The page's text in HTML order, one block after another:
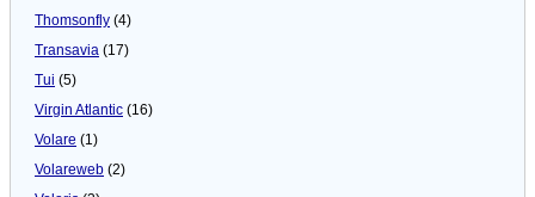
Thomsonfly (4)
Transavia (17)
Tui (5)
Virgin Atlantic (16)
Volare (1)
Volareweb (2)